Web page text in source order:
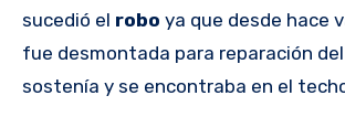
sucedió el robo ya que desde hace
fue desmontada para reparación
sostenía y se encontraba en el